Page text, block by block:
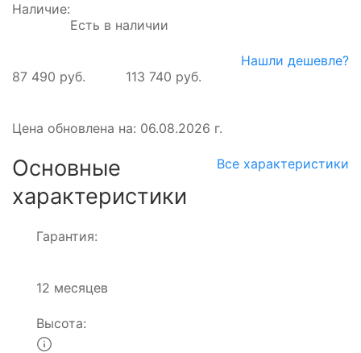
Наличие:
Есть в наличии
87 490 руб. 113 740 руб.
Нашли дешевле?
Цена обновлена на: 06.08.2026 г.
Основные
характеристики
Все характеристики
Гарантия:
12 месяцев
Высота: